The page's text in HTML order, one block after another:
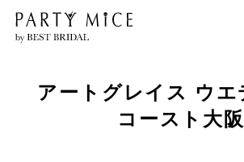
アートグレイス ウエ
コースト大阪